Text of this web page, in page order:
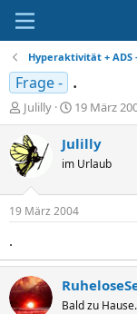
Hyperaktivität + ADS
Frage - .
E
r
s
t
e
e
Julilly
E
r
s
e
l
t
19 März
Julilly
im Urlaub
19 März 2004
.
Bald zu